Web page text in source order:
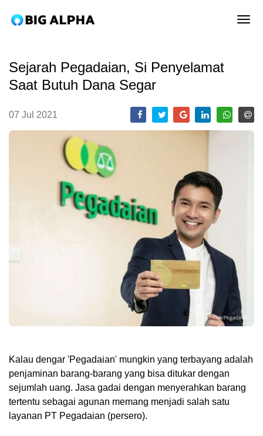
Sejarah Pegadaian, Si Penyelamat
Saat Butuh Dana Segar
07 Jul 2021
Kalau dengar 'Pegadaian' mungkin yang terbayang adalah
penjaminan barang-barang yang bisa ditukar dengan
sejumlah uang. Jasa gadai dengan menyerahkan barang
tertentu sebagai agunan memang menjadi salah satu
layanan PT Pegadaian (persero).